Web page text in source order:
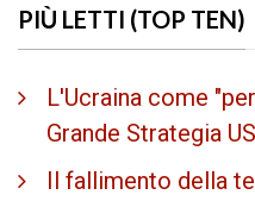
PIÙ LETTI (TOP TEN)
L'Ucraina come
Grande Strategia
Il fallimento della